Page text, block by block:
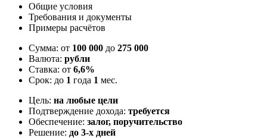
Общие условия
Требования и документы
Примеры расчётов
Сумма: от 100 000 до 275 000
Валюта: рубли
Ставка: от 6,6%
Срок: до 1 года 1 мес.
Цель: на любые цели
Подтверждение дохода: требуется
Обеспечение: залог, поручительство
Решение: до 3-х дней